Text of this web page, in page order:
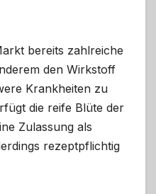
bereits zahlreiche
den Wirkstoff
Krankheiten zu
die reife Blüte der
Zulassung als
rezeptpflichtig